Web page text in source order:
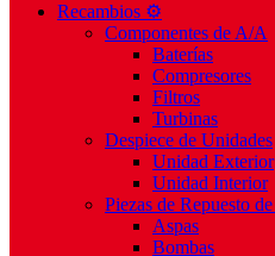
Recambios ⚙️
Componentes de A/A
Baterías
Compresores
Filtros
Turbinas
Despiece de Unidades
Unidad Exterior
Unidad Interior
Piezas de Repuesto
Aspas
Bombas